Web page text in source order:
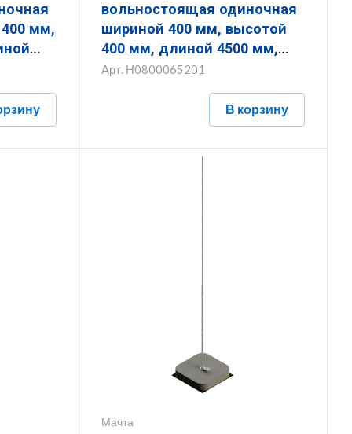
вольностоящая одиночная
шириной 400 мм, высотой
400 мм, длиной 4500 мм,
толщиной (диаметром) 16
ЗМВО.400.400.4500.16.1
Арт. Н0800065201
В корзину
Мачта